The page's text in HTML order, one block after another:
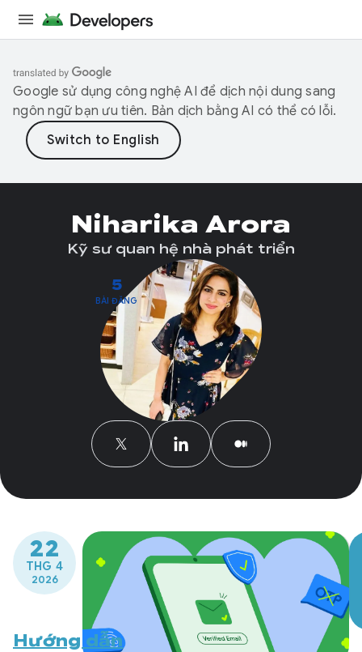
Google sử dụng công nghệ AI để dịch nội dung sang
ngôn ngữ bạn ưu tiên. Bản dịch bằng AI có thể có lỗi.
5
BÀI ĐĂNG
Niharika Arora
Kỹ sư quan hệ nhà phát triển
22
THG 4
2026
Hướng dẫn